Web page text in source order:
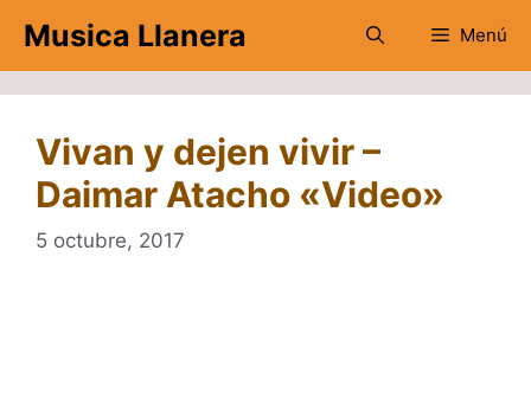
contenido
Musica Llanera Menú
Vivan y dejen vivir –
Daimar Atacho «Video»
5 octubre, 2017